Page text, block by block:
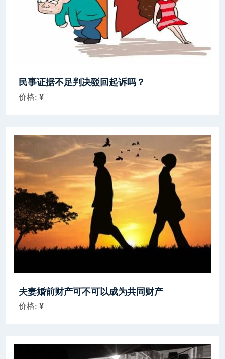
民事证据不足判决驳回起诉吗？
价格: ¥
夫妻婚前财产可不可以成为共同财产
价格: ¥